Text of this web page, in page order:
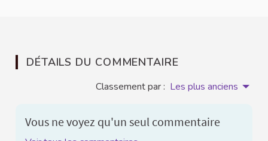
DÉTAILS DU COMMENTAIRE
Classement par : Les plus anciens
Vous ne voyez qu'un seul commentaire